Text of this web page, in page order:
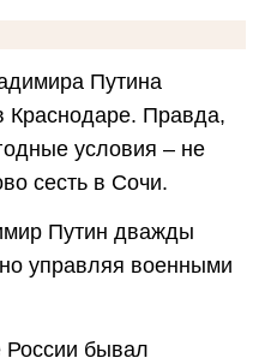
Путина
Краснодаре. Правда,
условия – не
сесть в Сочи.
Путин дважды
управляя военными
России бывал